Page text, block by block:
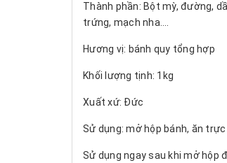
Thành phần: Bột mỳ, đường,
trứng, mạch nha….
Hương vị: bánh quy tổng hợp
Khối lượng tịnh: 1kg
Xuất xứ: Đức
Sử dụng: mở hộp bánh, ăn trực
Sử dụng ngay sau khi mở hộp